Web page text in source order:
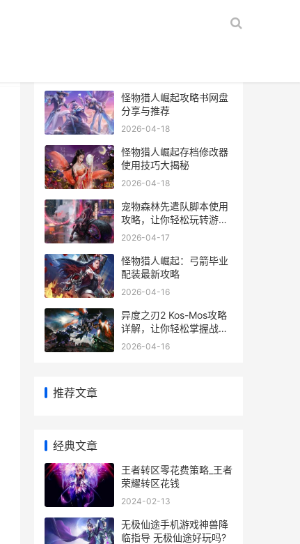
怪物猎人崛起攻略书网盘
分享与推荐
2026-04-18
怪物猎人崛起存档修改器
使用技巧大揭秘
2026-04-18
宠物森林先遣队脚本使用
攻略，让你轻松玩转游
戏！
2026-04-17
怪物猎人崛起：弓箭毕业
配装最新攻略
2026-04-16
异度之刃2 Kos-Mos攻略
详解，让你轻松掌握战斗
技巧
2026-04-16
推荐文章
经典文章
王者转区零花费策略_王者
荣耀转区花钱
2024-02-13
无极仙途手机游戏神兽降
临指导 无极仙途好玩吗?